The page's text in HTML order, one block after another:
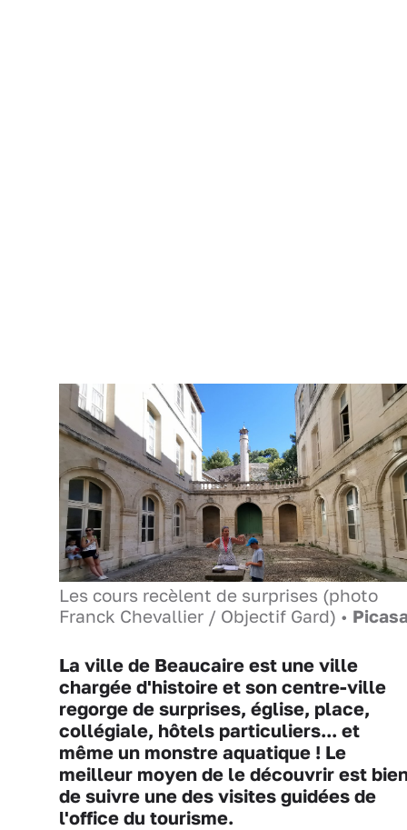
Les cours recèlent de surprises (photo
Franck Chevallier / Objectif Gard) •
La ville de Beaucaire est une ville
chargée d'histoire et son centre-ville
regorge de surprises, église, place,
collégiale, hôtels particuliers... et
même un monstre aquatique ! Le
meilleur moyen de le découvrir est
de suivre une des visites guidées de
l'office du tourisme.